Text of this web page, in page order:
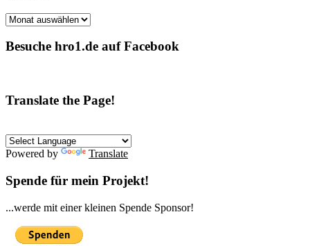
Archive
Besuche hro1.de auf Facebook
Translate the Page!
Powered by Translate
Spende für mein Projekt!
...werde mit einer kleinen Spende Sponsor!